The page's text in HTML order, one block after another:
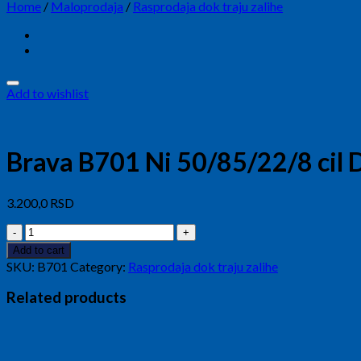
Home / Maloprodaja / Rasprodaja dok traju zalihe
Add to wishlist
Brava B701 Ni 50/85/22/8 cil
3.200,0 RSD
Brava
B701
Ni
50/85/22/8
cil
DBL
Add to cart
SKU: B701 Category: Rasprodaja dok traju zalihe
Related products